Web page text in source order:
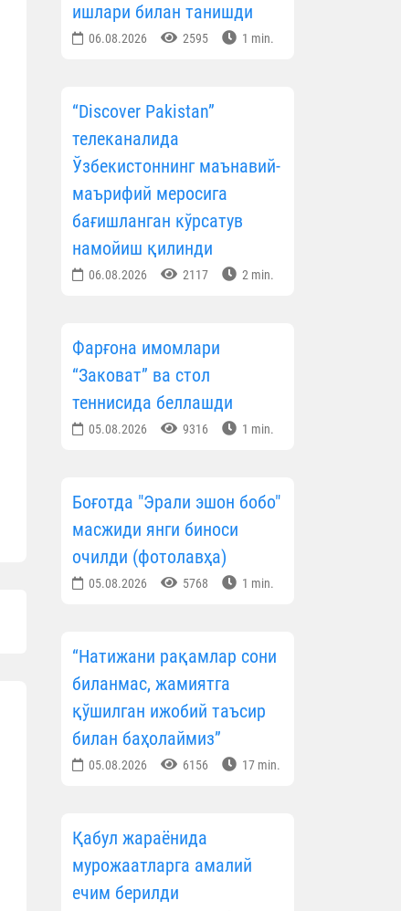
ишлари билан танишди
06.08.2026 2595 1 min.
“Discover Pakistan”
телеканалида
Ўзбекистоннинг маънавий-
маърифий меросига
бағишланган кўрсатув
намойиш қилинди
06.08.2026 2117 2 min.
Фарғона имомлари
“Заковат” ва стол
теннисида беллашди
05.08.2026 9316 1 min.
Боғотда "Эрали эшон бобо"
масжиди янги биноси
очилди (фотолавҳа)
05.08.2026 5768 1 min.
“Натижани рақамлар сони
биланмас, жамиятга
қўшилган ижобий таъсир
билан баҳолаймиз”
05.08.2026 6156 17 min.
Қабул жараёнида
мурожаатларга амалий
ечим берилди